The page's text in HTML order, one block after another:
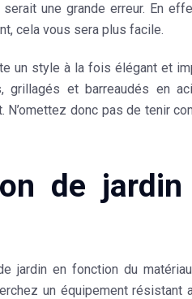
une grande erreur. En
cela vous sera plus facile.
un style à la fois élégant et
et barreaudés en
N’omettez donc pas de tenir
de
jardin en fonction dumatériau
un équipementrésistant